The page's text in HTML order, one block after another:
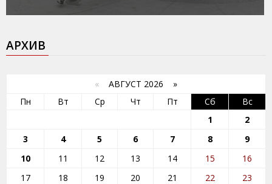
АРХИВ
« АВГУСТ 2026 »
Пн
Вт Ср Чт Пт Сб
Вс
1
2
3
4 5 6 7 8
9
10
11 12 13 14 15
16
17
18 19 20 21 22
23